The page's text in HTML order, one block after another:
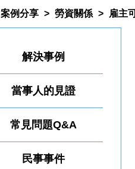
案例分享 > 勞資關係 > 雇主
解決事例
當事人的見證
常見問題Q&A
民事事件